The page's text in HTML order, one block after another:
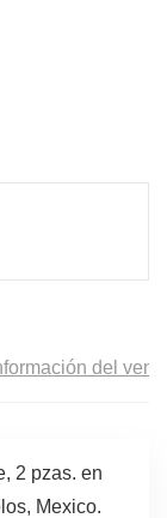
del
2 pzas. en
Mexico.